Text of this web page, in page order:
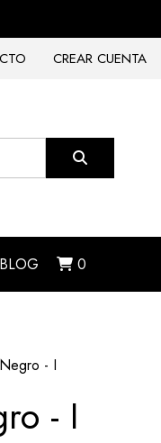
CREAR CUENTA
BLOG 0
- I
- I